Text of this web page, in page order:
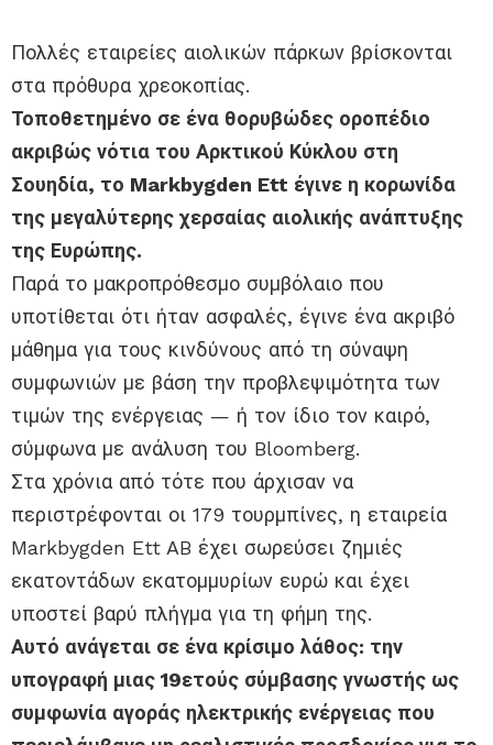
Πολλές εταιρείες αιολικών πάρκων βρίσκονται
στα πρόθυρα χρεοκοπίας.
Τοποθετημένο σε ένα θορυβώδες οροπέδιο
ακριβώς νότια του Αρκτικού Κύκλου στη
Σουηδία, το Markbygden Ett έγινε η κορωνίδα
της μεγαλύτερης χερσαίας αιολικής ανάπτυξης
της Ευρώπης.
Παρά το μακροπρόθεσμο συμβόλαιο που
υποτίθεται ότι ήταν ασφαλές, έγινε ένα ακριβό
μάθημα για τους κινδύνους από τη σύναψη
συμφωνιών με βάση την προβλεψιμότητα των
τιμών της ενέργειας — ή τον ίδιο τον καιρό,
σύμφωνα με ανάλυση του Bloomberg.
Στα χρόνια από τότε που άρχισαν να
περιστρέφονται οι 179 τουρμπίνες, η εταιρεία
Markbygden Ett AB έχει σωρεύσει ζημιές
εκατοντάδων εκατομμυρίων ευρώ και έχει
υποστεί βαρύ πλήγμα για τη φήμη της.
Αυτό ανάγεται σε ένα κρίσιμο λάθος: την
υπογραφή μιας 19ετούς σύμβασης γνωστής ως
συμφωνία αγοράς ηλεκτρικής ενέργειας που